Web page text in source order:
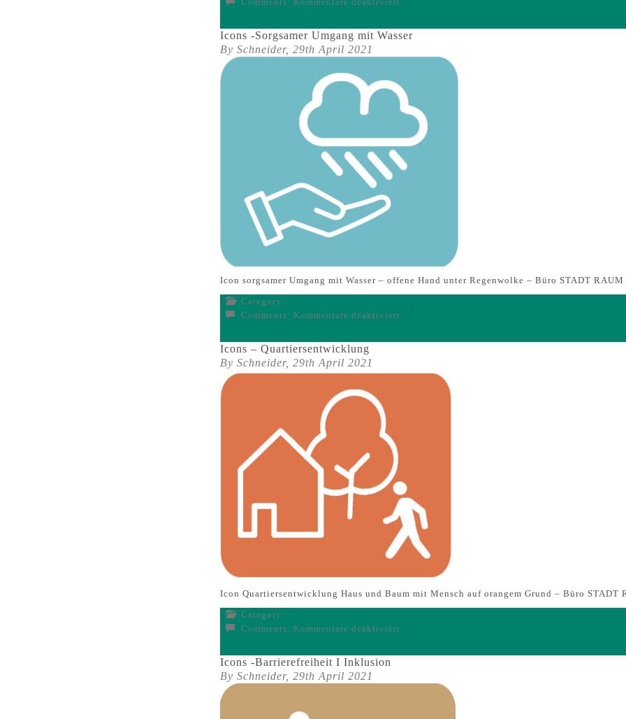
-
von
Icons -Sorgsamer Umgang mit Wasser
By Schneider, 29th April 2021
Icon sorgsamer Umgang mit Wasser – offene Hand unter Regenwolke – Büro STADT RAUM
Category:
Comments: Kommentare deaktiviert
-
Umgang
Icons – Quartiersentwicklung
By Schneider, 29th April 2021
Icon Quartiersentwicklung Haus und Baum mit Mensch auf orangem Grund – Büro STADT
Category:
Comments: Kommentare deaktiviert
–
Icons -Barrierefreiheit I Inklusion
By Schneider, 29th April 2021